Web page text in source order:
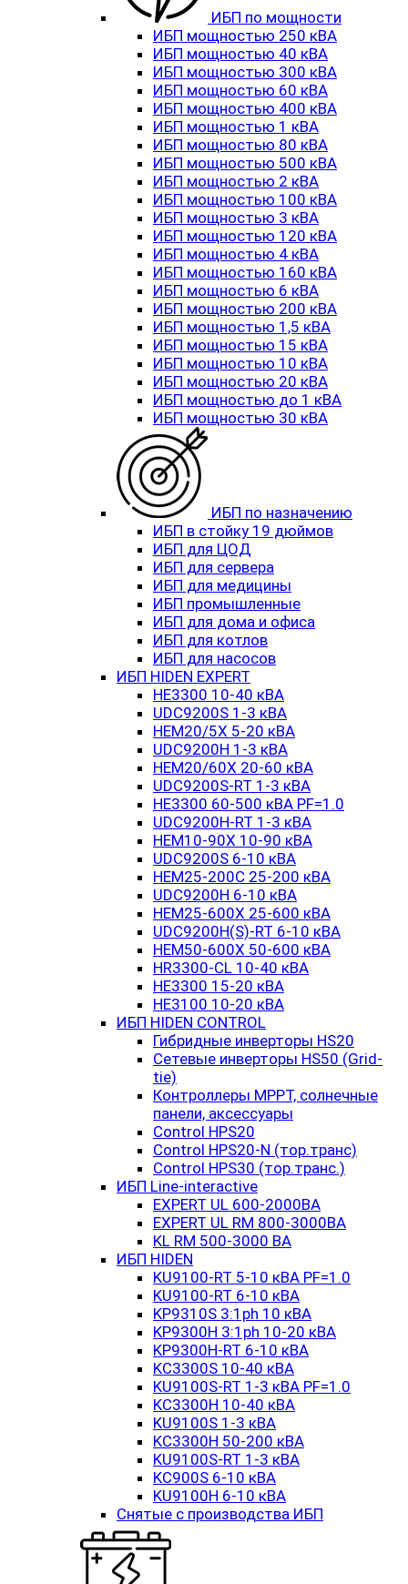
ИБП по мощности
ИБП мощностью 250 кВА
ИБП мощностью 40 кВА
ИБП мощностью 300 кВА
ИБП мощностью 60 кВА
ИБП мощностью 400 кВА
ИБП мощностью 1 кВА
ИБП мощностью 80 кВА
ИБП мощностью 500 кВА
ИБП мощностью 2 кВА
ИБП мощностью 100 кВА
ИБП мощностью 3 кВА
ИБП мощностью 120 кВА
ИБП мощностью 4 кВА
ИБП мощностью 160 кВА
ИБП мощностью 6 кВА
ИБП мощностью 200 кВА
ИБП мощностью 1,5 кВА
ИБП мощностью 15 кВА
ИБП мощностью 10 кВА
ИБП мощностью 20 кВА
ИБП мощностью до 1 кВА
ИБП мощностью 30 кВА
ИБП по назначению
ИБП в стойку 19 дюймов
ИБП для ЦОД
ИБП для сервера
ИБП для медицины
ИБП промышленные
ИБП для дома и офиса
ИБП для котлов
ИБП для насосов
ИБП HIDEN EXPERT
HE3300 10-40 кВА
UDC9200S 1-3 кВА
HEM20/5X 5-20 кВА
UDC9200H 1-3 кВА
HEM20/60X 20-60 кВА
UDC9200S-RT 1-3 кВА
HE3300 60-500 кВА PF=1.0
UDC9200H-RT 1-3 кВА
HEM10-90X 10-90 кВА
UDC9200S 6-10 кВА
HEM25-200C 25-200 кВА
UDC9200H 6-10 кВА
HEM25-600X 25-600 кВА
UDC9200H(S)-RT 6-10 кВА
HEM50-600X 50-600 кВА
HR3300-CL 10-40 кВА
HE3300 15-20 кВА
HE3100 10-20 кВА
ИБП HIDEN CONTROL
Гибридные инверторы HS20
Сетевые инверторы HS50 (Grid-
tie)
Контроллеры MPPT, солнечные
панели, аксессуары
Control HPS20
Control HPS20-N (тор.транс)
Control HPS30 (тор.транс.)
ИБП Line-interactive
EXPERT UL 600-2000ВА
EXPERT UL RM 800-3000ВА
KL RM 500-3000 ВА
ИБП HIDEN
KU9100-RT 5-10 кВА PF=1.0
KU9100-RT 6-10 кВА
KP9310S 3:1ph 10 кВА
KP9300H 3:1ph 10-20 кВА
KP9300H-RT 6-10 кВА
KC3300S 10-40 кВА
KU9100S-RT 1-3 кВА PF=1.0
KC3300H 10-40 кВА
KU9100S 1-3 кВА
KC3300H 50-200 кВА
KU9100S-RT 1-3 кВА
KC900S 6-10 кВА
KU9100H 6-10 кВА
Снятые с производства ИБП